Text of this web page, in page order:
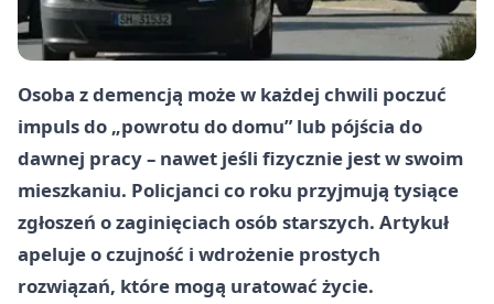
Osoba z demencją może w każdej chwili poczuć
impuls do „powrotu do domu” lub pójścia do
dawnej pracy – nawet jeśli fizycznie jest w swoim
mieszkaniu. Policjanci co roku przyjmują tysiące
zgłoszeń o zaginięciach osób starszych. Artykuł
apeluje o czujność i wdrożenie prostych
rozwiązań, które mogą uratować życie.